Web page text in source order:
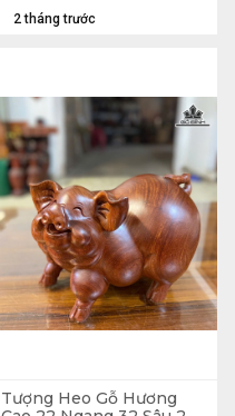
2 tháng trước
Tượng Heo Gỗ Hương